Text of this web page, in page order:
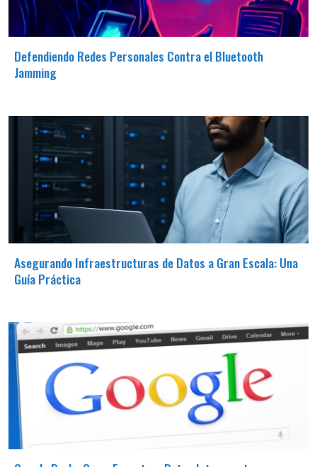
Defendiendo Redes Personales Contra el Bluetooth
Jamming
Asegurando Infraestructuras de Datos a Gran Escala: Una
Guía Práctica